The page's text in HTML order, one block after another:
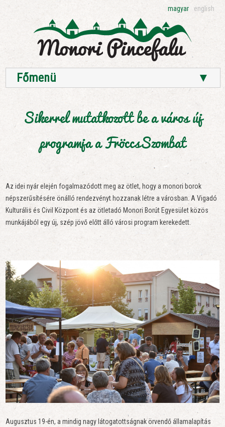
magyar english
Főmenü ▼
Sikerrel mutatkozott be a város új
programja a FröccsSzombat
Az idei nyár elején fogalmazódott meg az ötlet, hogy a monori borok
népszerűsítésére önálló rendezvényt hozzanak létre a városban. A Vigadó
Kulturális és Civil Központ és az ötletadó Monori Borút Egyesület közös
munkájából egy új, szép jövő előtt álló városi program kerekedett.
Augusztus 19-én, a mindig nagy látogatottságnak örvendő államalapítás